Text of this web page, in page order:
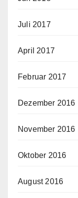
Juli 2017
April 2017
Februar 2017
Dezember 2016
November 2016
Oktober 2016
August 2016